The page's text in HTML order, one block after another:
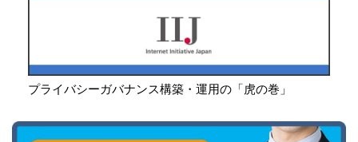
プライバシーガバナンス構築・運用の「虎の巻」